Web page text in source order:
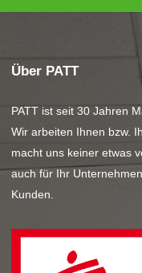
Über PATT
PATT ist seit 30 Jahren
Wir arbeiten Ihnen bzw.
macht uns keiner etwas
auch für Ihr
Kunden.